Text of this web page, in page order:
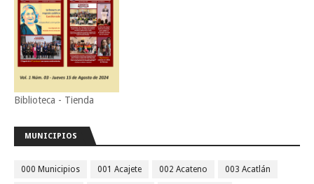
Biblioteca - Tienda
MUNICIPIOS
000 Municipios 001 Acajete 002 Acateno 003 Acatlán